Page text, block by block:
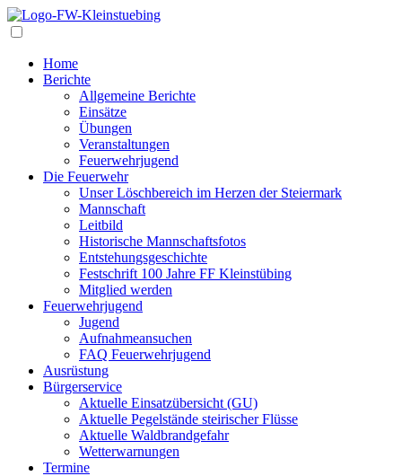
Home
Berichte
Allgemeine Berichte
Einsätze
Übungen
Veranstaltungen
Feuerwehrjugend
Die Feuerwehr
Unser Löschbereich im Herzen der Steiermark
Mannschaft
Leitbild
Historische Mannschaftsfotos
Entstehungsgeschichte
Festschrift 100 Jahre FF Kleinstübing
Mitglied werden
Feuerwehrjugend
Jugend
Aufnahmeansuchen
FAQ Feuerwehrjugend
Ausrüstung
Bürgerservice
Aktuelle Einsatzübersicht (GU)
Aktuelle Pegelstände steirischer Flüsse
Aktuelle Waldbrandgefahr
Wetterwarnungen
Termine